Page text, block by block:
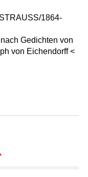
1864-
Gedichten von
von Eichendorff <